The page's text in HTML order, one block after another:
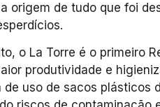
origem de tudo que foi
o La Torre é o primeiro
produtividade e
uso de sacos plásticos